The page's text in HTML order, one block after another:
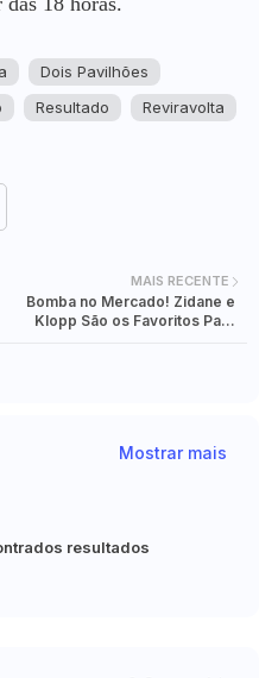
Dois Pavilhões
Resultado
Reviravolta
MAIS RECENTE
Bomba no Mercado! Zidane e
Klopp São os Favoritos Para
Mostrar mais
resultados